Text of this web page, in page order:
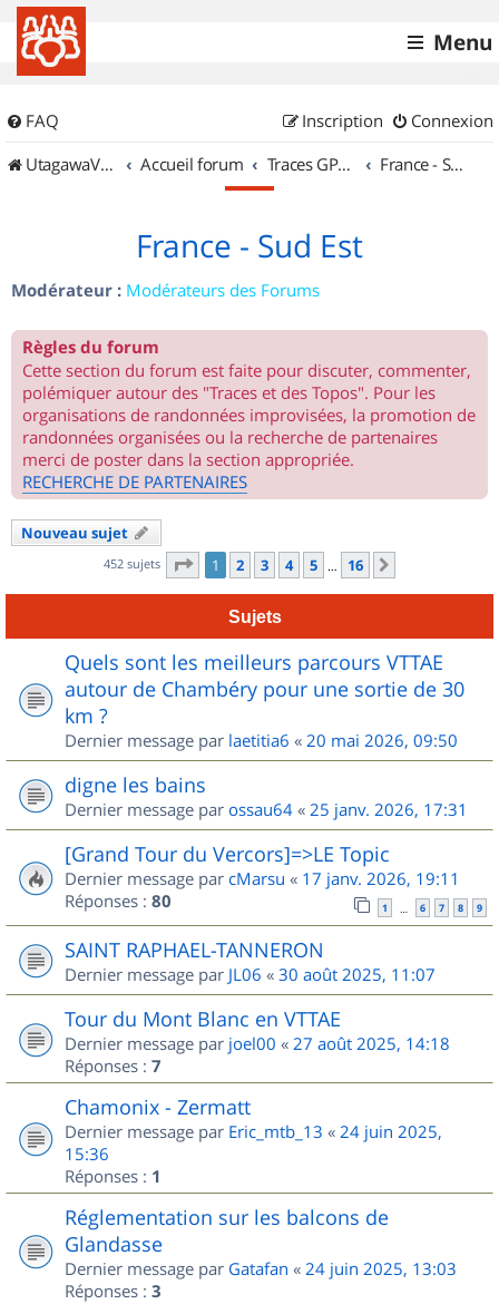
Menu
FAQ Connexion
Inscription
UtagawaVTT (Randos VTT et VTTAE avec traces GPS)
Accueil forum Traces GPS de randos VTT France - Sud Est
France - Sud Est
Modérateur : Modérateurs des Forums
Règles du forum
Cette section du forum est faite pour discuter, commenter,
polémiquer autour des "Traces et des Topos". Pour les
organisations de randonnées improvisées, la promotion de
randonnées organisées ou la recherche de partenaires
merci de poster dans la section appropriée.
RECHERCHE DE PARTENAIRES
Nouveau sujet
452 sujets Page 1sur
1 2 3 4 5 … 16
Sujets
Quels sont les meilleurs parcours VTTAE
autour de Chambéry pour une sortie de 30
km ?
Dernier message par laetitia6 « 20 mai 2026, 09:50
digne les bains
Dernier message par ossau64 « 25 janv. 2026, 17:31
[Grand Tour du Vercors]=>LE Topic
Dernier message par cMarsu « 17 janv. 2026, 19:11
Réponses : 80 1 … 6 7 8 9
SAINT RAPHAEL-TANNERON
Dernier message par JL06 « 30 août 2025, 11:07
Tour du Mont Blanc en VTTAE
Dernier message par joel00 « 27 août 2025, 14:18
Réponses : 7
Chamonix - Zermatt
Dernier message par Eric_mtb_13 « 24 juin 2025,
15:36
Réponses : 1
Réglementation sur les balcons de
Glandasse
Dernier message par Gatafan « 24 juin 2025, 13:03
Réponses : 3